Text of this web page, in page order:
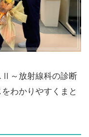
Ⅱ～放射線科の診断
わかりやすくまと